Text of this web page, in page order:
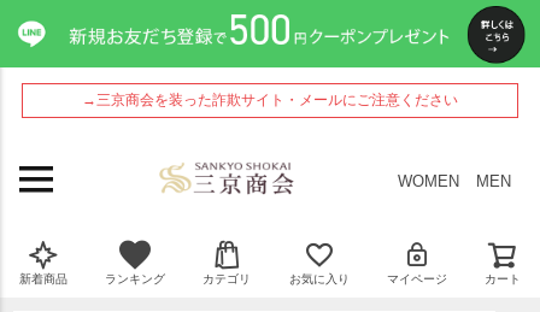
→三京商会を装った詐欺サイト・メールにご注意ください
WOMEN MEN
新着商品 ランキング カテゴリ お気に入り マイページ カート
ペー
ジト
ップ
へ